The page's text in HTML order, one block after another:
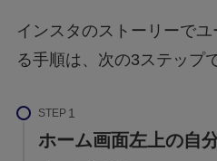
インスタのストーリーで
る手順は、次の3ステップ
STEP
ホーム画面左上の自